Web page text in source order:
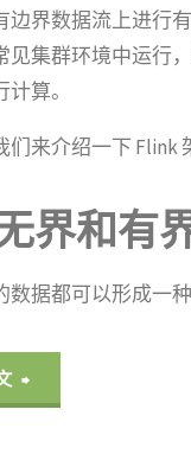
边界数据流上进行
见集群环境中运行
算。
们来介绍一下 Flink
界和有
数据都可以形成一
"Flink